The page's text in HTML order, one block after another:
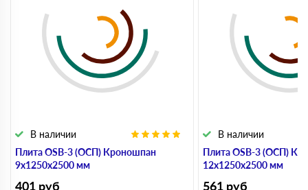
Плита OSB-3 (ОСП) Кроношпан
9х1250х2500 мм
В наличии
401 руб
Плита OSB-3 (ОСП)
12х1250х2500 мм
В наличии
561 руб